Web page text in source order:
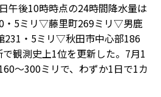
午後10時時点の24時間降水量は
・5ミリ▽藤里町269ミリ▽男鹿
・5ミリ▽秋田市中心部186
で観測史上1位を更新した。7月1
～300ミリで、わずか1日で1カ